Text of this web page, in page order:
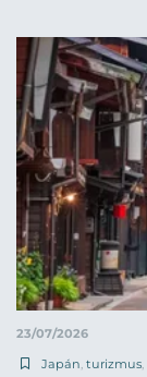
23/07/2026
Japán, turizmus,